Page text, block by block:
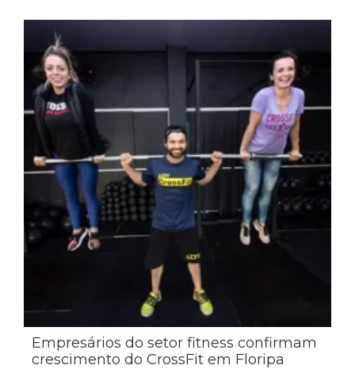
Empresários do setor fitness confirmam
crescimento do CrossFit em Floripa